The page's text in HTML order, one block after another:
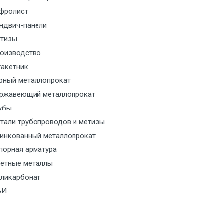
за МКАД
за МКАД
с транспортным
с транспортным
с транспортным
с транспортным
панели
металлопрокат
металлопрокат
трубопроводов и метизы
металлопрокат
арматура
металлы